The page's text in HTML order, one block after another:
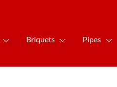
Briquets Pipes